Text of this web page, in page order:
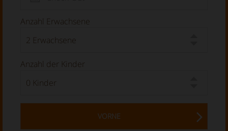
Anzahl Erwachsene
Anzahl der Kinder
VORNE